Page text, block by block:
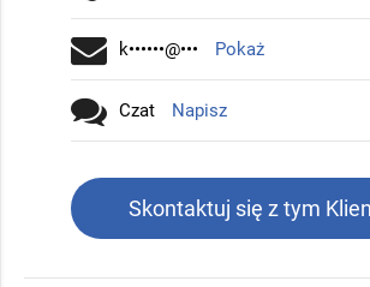
k••••••@••• Pokaż
Czat Napisz
Skontaktuj się z tym